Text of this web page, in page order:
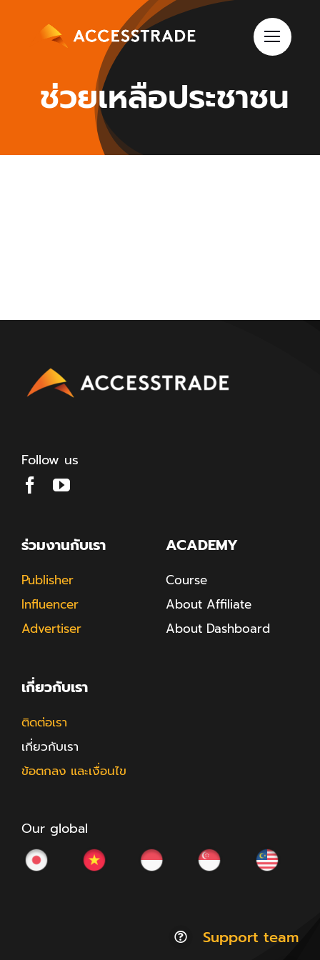
ช่วยเหลือประชาชน
Follow us
ร่วมงานกับเรา
Publisher
Influencer
Advertiser
ACADEMY
Course
About Affiliate
About Dashboard
เกี่ยวกับเรา
ติดต่อเรา
เกี่ยวกับเรา
ข้อตกลง และเงื่อนไข
Our global
Support team